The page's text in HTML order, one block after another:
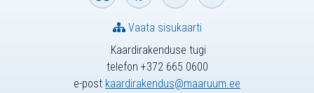
Kaardirakenduse tugi
telefon +372 665 0600
e-post kaardirakendus@maaruum.ee
Vaata sisukaarti